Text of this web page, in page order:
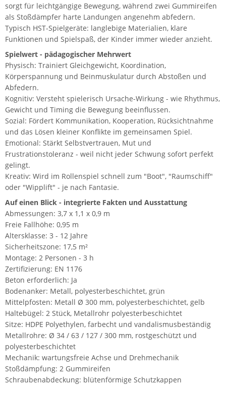
sorgt für leichtgängige Bewegung, während zwei Gummireifen
als Stoßdämpfer harte Landungen angenehm abfedern.
Typisch HST-Spielgeräte: langlebige Materialien, klare
Funktionen und Spielspaß, der Kinder immer wieder anzieht.
Spielwert - pädagogischer Mehrwert
Physisch: Trainiert Gleichgewicht, Koordination,
Körperspannung und Beinmuskulatur durch Abstoßen und
Abfedern.
Kognitiv: Versteht spielerisch Ursache-Wirkung - wie Rhythmus,
Gewicht und Timing die Bewegung beeinflussen.
Sozial: Fördert Kommunikation, Kooperation, Rücksichtnahme
und das Lösen kleiner Konflikte im gemeinsamen Spiel.
Emotional: Stärkt Selbstvertrauen, Mut und
Frustrationstoleranz - weil nicht jeder Schwung sofort perfekt
gelingt.
Kreativ: Wird im Rollenspiel schnell zum "Boot", "Raumschiff"
oder "Wipplift" - je nach Fantasie.
Auf einen Blick - integrierte Fakten und Ausstattung
Abmessungen: 3,7 x 1,1 x 0,9 m
Freie Fallhöhe: 0,95 m
Altersklasse: 3 - 12 Jahre
Sicherheitszone: 17,5 m²
Montage: 2 Personen - 3 h
Zertifizierung: EN 1176
Beton erforderlich: Ja
Bodenanker: Metall, polyesterbeschichtet, grün
Mittelpfosten: Metall Ø 300 mm, polyesterbeschichtet, gelb
Haltebügel: 2 Stück, Metallrohr polyesterbeschichtet
Sitze: HDPE Polyethylen, farbecht und vandalismusbeständig
Metallrohre: Ø 34 / 63 / 127 / 300 mm, rostgeschützt und
polyesterbeschichtet
Mechanik: wartungsfreie Achse und Drehmechanik
Stoßdämpfung: 2 Gummireifen
Schraubenabdeckung: blütenförmige Schutzkappen